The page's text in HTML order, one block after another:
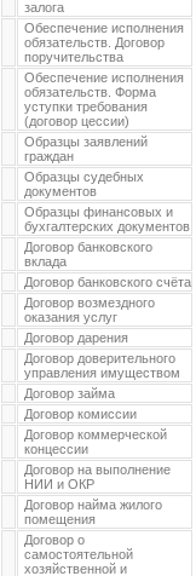
залога
Обеспечение исполнения
обязательств. Договор
поручительства
Обеспечение исполнения
обязательств. Форма
уступки требования
(договор цессии)
Образцы заявлений
граждан
Образцы судебных
документов
Образцы финансовых и
бухгалтерских документов
Договор банковского
вклада
Договор банковского счёта
Договор возмездного
оказания услуг
Договор дарения
Договор доверительного
управления имуществом
Договор займа
Договор комиссии
Договор коммерческой
концессии
Договор на выполнение
НИИ и ОКР
Договор найма жилого
помещения
Договор о
самостоятельной
хозяйственной и